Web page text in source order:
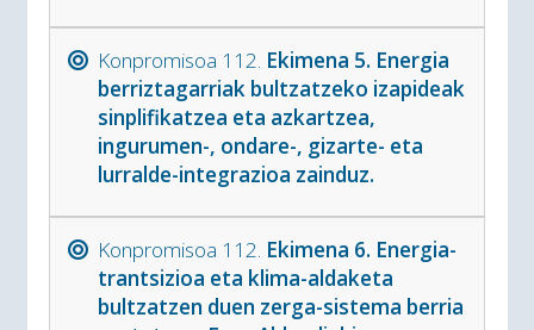
Konpromisoa 112. Ekimena 5. Energia
berriztagarriak bultzatzeko izapideak
sinplifikatzea eta azkartzea,
ingurumen-, ondare-, gizarte- eta
lurralde-integrazioa zainduz.
Konpromisoa 112. Ekimena 6. Energia-
trantsizioa eta klima-aldaketa
bultzatzen duen zerga-sistema berria